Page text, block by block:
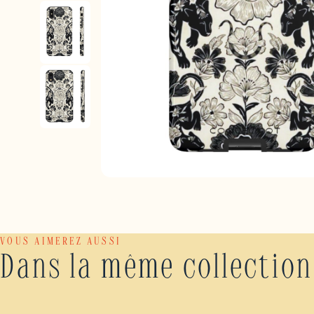
VOUS AIMEREZ AUSSI
Dans la même collection